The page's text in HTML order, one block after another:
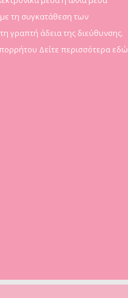
τη συγκατάθεση των
γραπτή άδεια της διεύθυνσης.
Δείτε περισσότερα εδώ